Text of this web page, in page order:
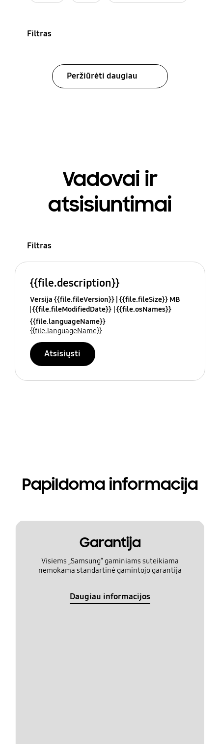
Filtras
Peržiūrėti daugiau
Vadovai ir
atsisiuntimai
Filtras
{{file.description}}
Versija {{file.fileVersion}} {{file.fileSize}} MB
{{file.fileModifiedDate}} {{file.osNames}}
{{file.languageName}}
{{file.languageName}}
Atsisiųsti
Papildoma informacija
Garantija
Visiems „Samsung“ gaminiams suteikiama
nemokama standartinė gamintojo garantija
Daugiau informacijos